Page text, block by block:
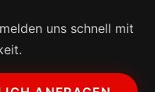
uns schnell mit